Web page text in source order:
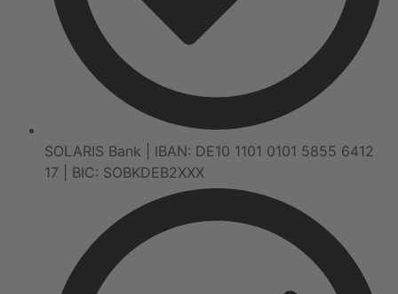
SOLARIS Bank | IBAN: DE10 1101 0101 5855 6412
17 | BIC: SOBKDEB2XXX